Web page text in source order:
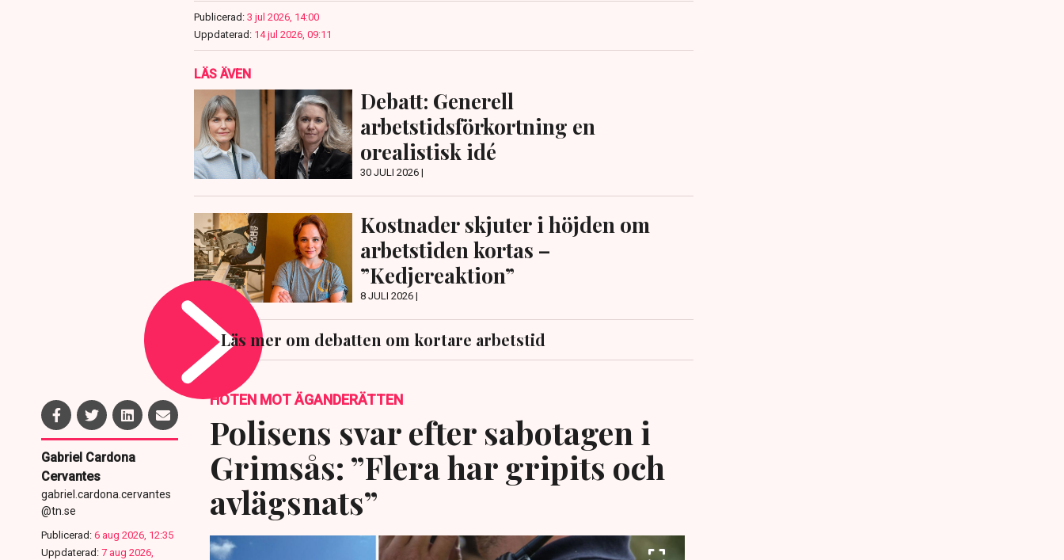
Publicerad: 3 jul 2026, 14:00
Uppdaterad: 14 jul 2026, 09:11
LÄS ÄVEN
Debatt: Generell
arbetstidsförkortning en
orealistisk idé
30 JULI 2026 |
Kostnader skjuter i höjden om
arbetstiden kortas –
”Kedjereaktion”
8 JULI 2026 |
Läs mer om debatten om kortare arbetstid
Gabriel Cardona
Cervantes
gabriel.cardona.cervantes
@tn.se
Publicerad: 6 aug 2026, 12:35
Uppdaterad: 7 aug 2026,
HOTEN MOT ÄGANDERÄTTEN
Polisens svar efter sabotagen i
Grimsås: ”Flera har gripits och
avlägsnats”